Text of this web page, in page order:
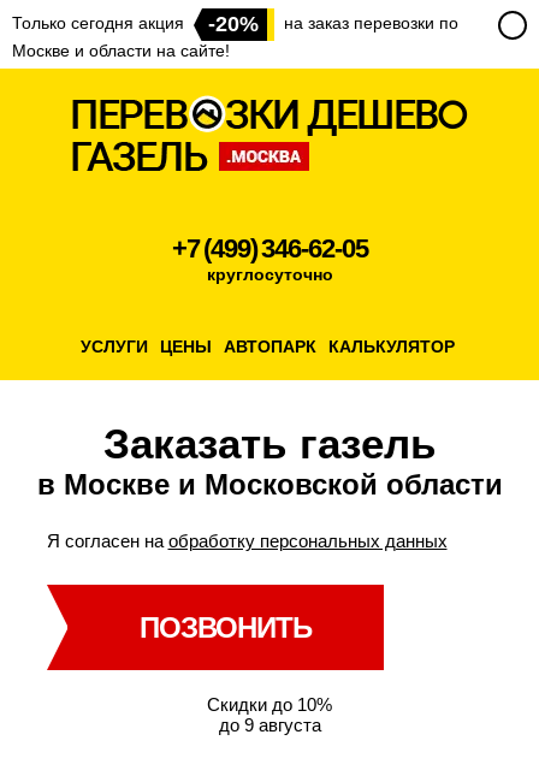
Только сегодня акция -20%
на заказ перевозки по
Москве и области на сайте!
+7 (499) 346-62-05
круглосуточно
УСЛУГИ ЦЕНЫ АВТОПАРК КАЛЬКУЛЯТОР
Заказать газель
в Москве и Московской области
Я согласен на обработку персональных данных
ПОЗВОНИТЬ
Скидки до 10%
до 9 августа